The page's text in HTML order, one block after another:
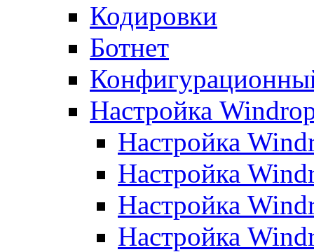
Кодировки
Ботнет
Настройка
Настройка
Настройка
Настройка
Настройка